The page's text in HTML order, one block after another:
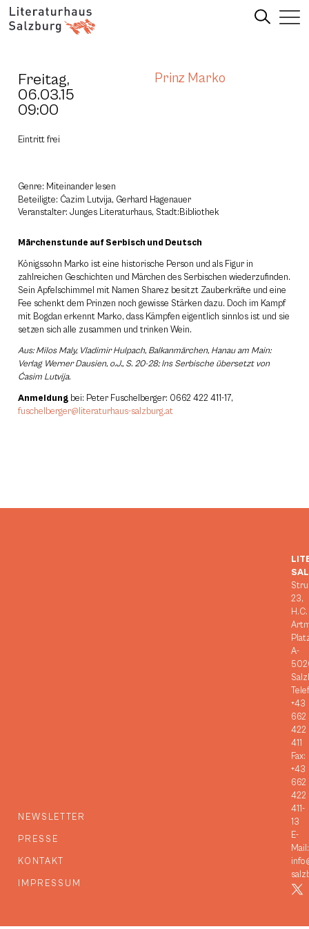
Freitag,
06.03.15
09:00
Prinz Marko
Eintritt frei
Genre: Miteinander lesen
Beteiligte: Ćazim Lutvija, Gerhard Hagenauer
Veranstalter: Junges Literaturhaus, Stadt:Bibliothek
Märchenstunde auf Serbisch und Deutsch
Königssohn Marko ist eine historische Person und als Figur in
zahlreichen Geschichten und Märchen des Serbischen wiederzufinden.
Sein Apfelschimmel mit Namen Sharez besitzt Zauberkräfte und eine
Fee schenkt dem Prinzen noch gewisse Stärken dazu. Doch im Kampf
mit Bogdan erkennt Marko, dass Kämpfen eigentlich sinnlos ist und sie
setzen sich alle zusammen und trinken Wein.
Aus: Milos Maly, Vladimir Hulpach, Balkanmärchen, Hanau am Main:
Verlag Werner Dausien, o.J., S. 20-28; Ins Serbische übersetzt von
Ćasim Lutvija.
Anmeldung bei: Peter Fuschelberger: 0662 422 411-17,
fuschelberger@literaturhaus-salzburg.at
NEWSLETTER
PRESSE
KONTAKT
IMPRESSUM
23,
H.C.
A-
+43
662
422
411
Fax:
+43
662
422
411-
13
E-
Mail: